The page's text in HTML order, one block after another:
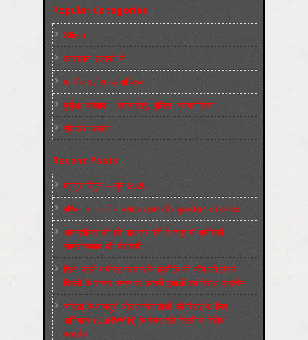
Popular Categories
Slider
कारख़ाना इलाक़ों से
फ़ासीवाद / साम्‍प्रदायिकता
बुर्जुआ जनवाद – दमन तंत्र, पुलिस, न्‍यायपालिका
संघर्षरत जनता
Recent Posts
मज़दूर बिगुल – जून 2026
पश्चिम बंगाल में भाजपा सरकार और बुलडोज़र का आतंक!
अमानवीयता की हदें पार कर रही है क्यूबा में अमेरिकी
साम्राज्यवाद की घेराबन्दी
शिक्षा मंत्री धर्मेन्द्र प्रधान के इस्तीफ़े की माँग को लेकर
दिल्ली के जन्तर-मन्तर पर छात्रों-युवाओं का विरोध प्रदर्शन
‘नोएडा के मज़दूरों और कार्यकर्ताओं की रिहाई के लिए
अभियान’ (CaRWAN) के बैनर तले दिल्ली में विरोध
प्रदर्शन